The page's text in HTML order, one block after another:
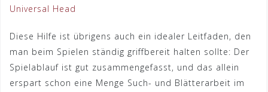
Universal Head
Diese Hilfe ist übrigens auch ein idealer Leitfaden, den
man beim Spielen ständig griffbereit halten sollte: Der
Spielablauf ist gut zusammengefasst, und das allein
erspart schon eine Menge Such- und Blätterarbeit im